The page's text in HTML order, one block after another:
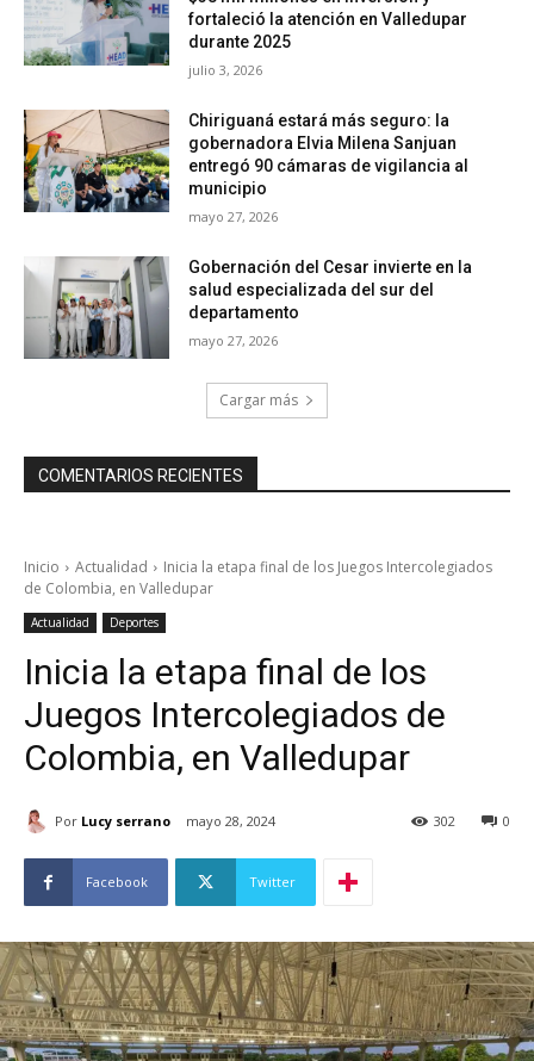
fortaleció la atención en Valledupar
durante 2025
julio 3, 2026
Chiriguaná estará más seguro: la
gobernadora Elvia Milena Sanjuan
entregó 90 cámaras de vigilancia al
municipio
mayo 27, 2026
Gobernación del Cesar invierte en la
salud especializada del sur del
departamento
mayo 27, 2026
Cargar más
COMENTARIOS RECIENTES